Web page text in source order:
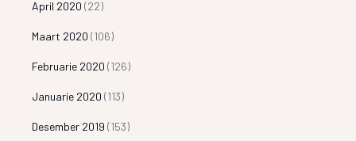
April 2020 (22)
Maart 2020 (106)
Februarie 2020 (126)
Januarie 2020 (113)
Desember 2019 (153)